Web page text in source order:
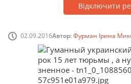
Відключити
02.09.2016Автор:Фурман Ірина